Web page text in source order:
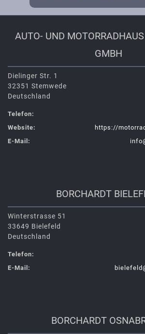
AUTO- UND
GMBH
Dielinger Str. 1
32351 Stemwede
Deutschland
Telefon:
Website:
https://
E-Mail:
BORCHARDT
Winterstrasse 51
33649 Bielefeld
Deutschland
Telefon:
E-Mail:
BORCHARDT